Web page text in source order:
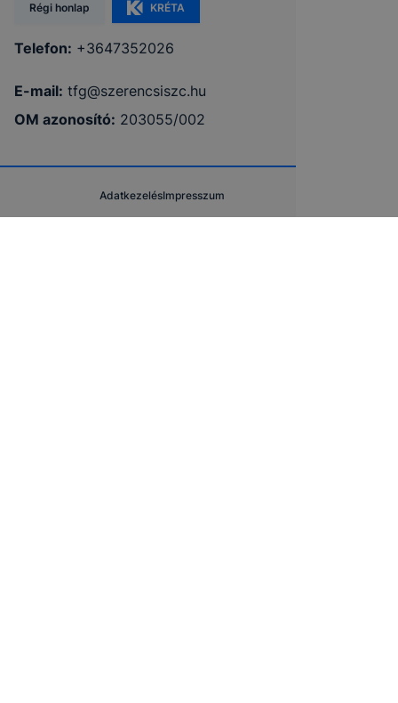
Régi honlap KRÉTA
Telefon: +3647352026
E-mail: tfg@szerencsiszc.hu
OM azonosító: 203055/002
AdatkezelésImpresszum